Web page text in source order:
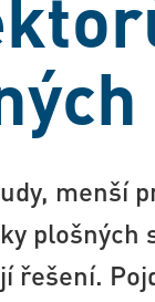
menší
plošných
řešení.